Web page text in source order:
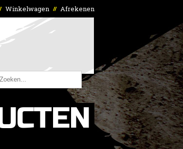
Winkelwagen // Afrekenen